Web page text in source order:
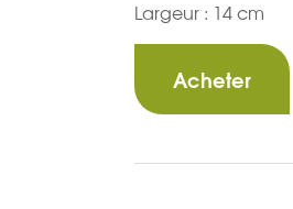
Largeur : 14 cm
Acheter